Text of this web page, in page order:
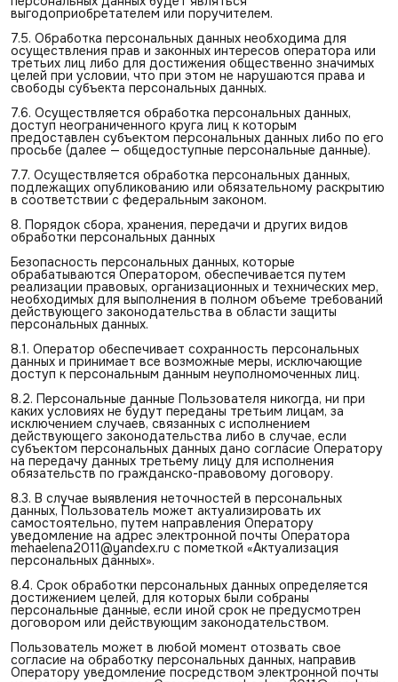
выгодоприобретателем или поручителем.
7.5. Обработка персональных данных необходима для
осуществления прав и законных интересов оператора или
третьих лиц либо для достижения общественно значимых
целей при условии, что при этом не нарушаются права и
свободы субъекта персональных данных.
7.6. Осуществляется обработка персональных данных,
доступ неограниченного круга лиц к которым
предоставлен субъектом персональных данных либо по его
просьбе (далее — общедоступные персональные данные).
7.7. Осуществляется обработка персональных данных,
подлежащих опубликованию или обязательному раскрытию
в соответствии с федеральным законом.
8. Порядок сбора, хранения, передачи и других видов
обработки персональных данных
Безопасность персональных данных, которые
обрабатываются Оператором, обеспечивается путем
реализации правовых, организационных и технических мер,
необходимых для выполнения в полном объеме требований
действующего законодательства в области защиты
персональных данных.
8.1. Оператор обеспечивает сохранность персональных
данных и принимает все возможные меры, исключающие
доступ к персональным данным неуполномоченных лиц.
8.2. Персональные данные Пользователя никогда, ни при
каких условиях не будут переданы третьим лицам, за
исключением случаев, связанных с исполнением
действующего законодательства либо в случае, если
субъектом персональных данных дано согласие Оператору
на передачу данных третьему лицу для исполнения
обязательств по гражданско-правовому договору.
8.3. В случае выявления неточностей в персональных
данных, Пользователь может актуализировать их
самостоятельно, путем направления Оператору
уведомление на адрес электронной почты Оператора
mehaelena2011@yandex.ru с пометкой «Актуализация
персональных данных».
8.4. Срок обработки персональных данных определяется
достижением целей, для которых были собраны
персональные данные, если иной срок не предусмотрен
договором или действующим законодательством.
Пользователь может в любой момент отозвать свое
согласие на обработку персональных данных, направив
Оператору уведомление посредством электронной почты